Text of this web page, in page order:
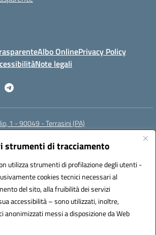
strumenti di tracciamento
utilizza strumenti di profilazione degli utenti -
cookies tecnici necessari al
del sito, alla fruibilità dei servizi
accessibilità – sono utilizzati, inoltre,
messi a disposizione da Web
Albo OnlinePrivacy Policy
Note legali
1 - 90049 - Terrasini (PA)
(PEC):paic88700d@pec.istruzione.it
PAIC88700D
Amministrazioni (IPA): istsc_paic88700d
(CUF): UF7LHF